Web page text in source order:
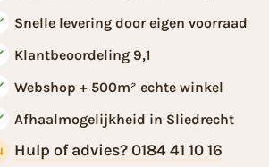
Snelle levering door eigen voorraad
Klantbeoordeling 9,1
Webshop + 500m² echte winkel
Afhaalmogelijkheid in Sliedrecht
Hulp of advies? 0184 41 10 16